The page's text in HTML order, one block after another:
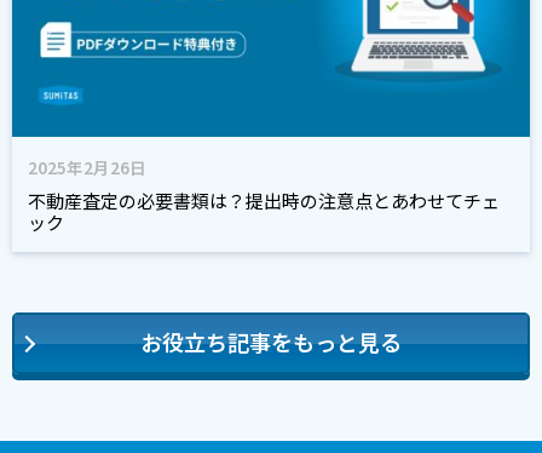
2025年2月26日
不動産査定の必要書類は？提出時の注意点とあわせてチェ
ック
お役立ち記事をもっと見る